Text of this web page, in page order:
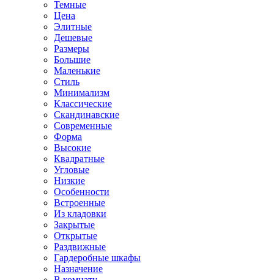
Темные
Цена
Элитные
Дешевые
Размеры
Большие
Маленькие
Стиль
Минимализм
Классические
Скандинавские
Современные
Форма
Высокие
Квадратные
Угловые
Низкие
Особенности
Встроенные
Из кладовки
Закрытые
Открытые
Раздвижные
Гардеробные шкафы
Назначение